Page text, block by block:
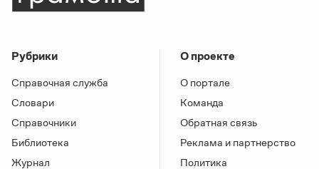
Рубрики
Справочная служба
Словари
Справочники
Библиотека
Журнал
О проекте
О портале
Команда
Обратная связь
Реклама и партнерство
Политика